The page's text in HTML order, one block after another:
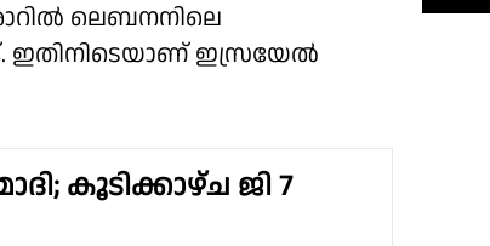
ലെബനനിലെ
ഇതിനിടെയാണ് ഇസ്രയേല്‍
കൂടിക്കാഴ്ച ജി 7